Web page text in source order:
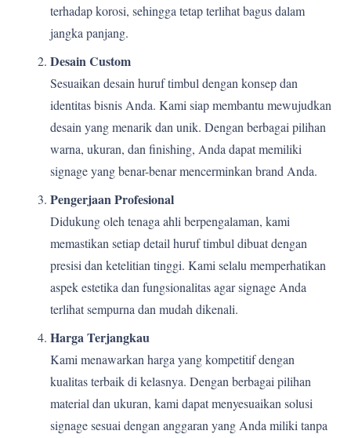
terhadap korosi, sehingga tetap terlihat bagus dalam
jangka panjang.
Desain Custom
Sesuaikan desain huruf timbul dengan konsep dan
identitas bisnis Anda. Kami siap membantu mewujudkan
desain yang menarik dan unik. Dengan berbagai pilihan
warna, ukuran, dan finishing, Anda dapat memiliki
signage yang benar-benar mencerminkan brand Anda.
Pengerjaan Profesional
Didukung oleh tenaga ahli berpengalaman, kami
memastikan setiap detail huruf timbul dibuat dengan
presisi dan ketelitian tinggi. Kami selalu memperhatikan
aspek estetika dan fungsionalitas agar signage Anda
terlihat sempurna dan mudah dikenali.
Harga Terjangkau
Kami menawarkan harga yang kompetitif dengan
kualitas terbaik di kelasnya. Dengan berbagai pilihan
material dan ukuran, kami dapat menyesuaikan solusi
signage sesuai dengan anggaran yang Anda miliki tanpa